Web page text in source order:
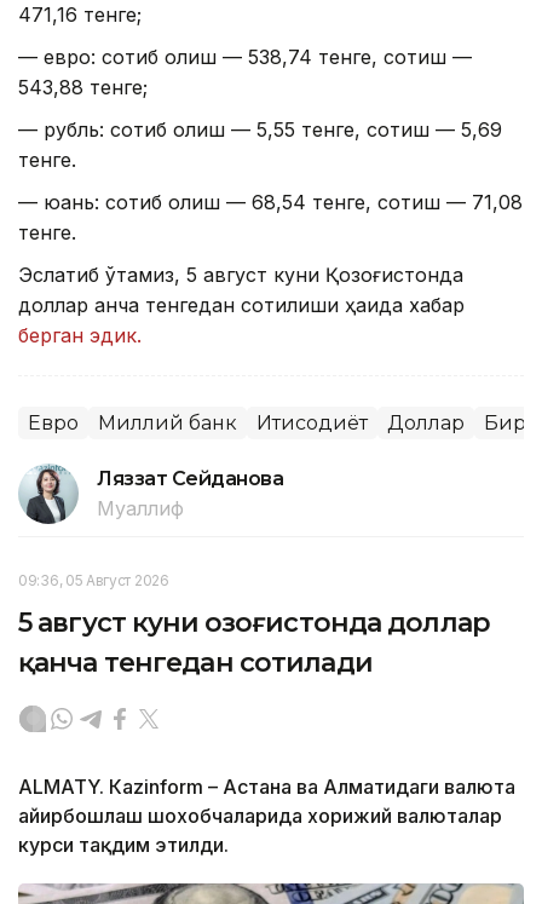
471,16 тенге;
— евро: сотиб олиш — 538,74 тенге, сотиш —
543,88 тенге;
— рубль: сотиб олиш — 5,55 тенге, сотиш — 5,69
тенге.
— юань: сотиб олиш — 68,54 тенге, сотиш — 71,08
тенге.
Эслатиб ўтамиз, 5 август куни Қозоғистонда
доллар қанча тенгедан сотилиши ҳақида хабар
берган эдик.
Евро Миллий банк Иқтисодиёт Доллар
Ляззат Сейданова
Муаллиф
09:36, 05 Август 2026
5 август куни Қозоғистонда доллар
қанча тенгедан сотилади
ALMATY. Кazinform – Астана ва Алматидаги валюта
айирбошлаш шохобчаларида хорижий валюталар
курси тақдим этилди.